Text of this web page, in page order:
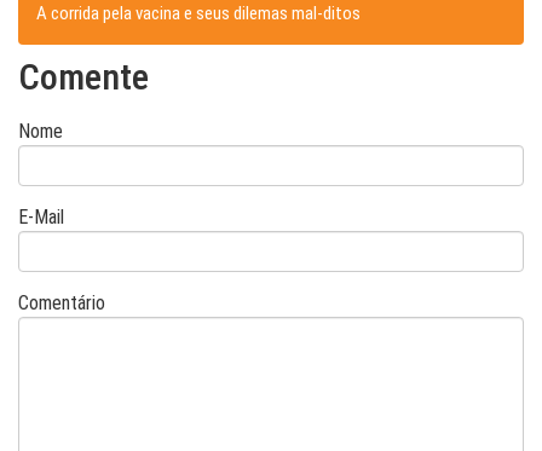
A corrida pela vacina e seus dilemas mal-ditos
Comente
Nome
E-Mail
Comentário